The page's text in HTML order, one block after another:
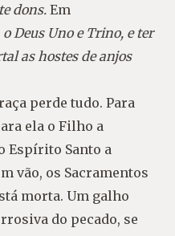
dons. Em
Deus Uno e Trino, e ter
as hostes de anjos
perde tudo. Para
ela o Filho a
Espírito Santo a
vão, os Sacramentos
morta. Um galho
do pecado, se